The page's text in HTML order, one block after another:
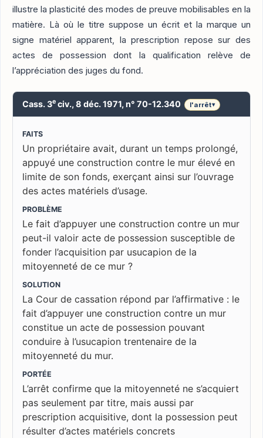
illustre la plasticité des modes de preuve mobilisables en la
matière. Là où le titre suppose un écrit et la marque un
signe matériel apparent, la prescription repose sur des
actes de possession dont la qualification relève de
l’appréciation des juges du fond.
Cass. 3e civ., 8 déc. 1971, n° 70-12.340 l'arrêt▾
FAITS
Un propriétaire avait, durant un temps prolongé,
appuyé une construction contre le mur élevé en
limite de son fonds, exerçant ainsi sur l’ouvrage
des actes matériels d’usage.
PROBLÈME
Le fait d’appuyer une construction contre un mur
peut-il valoir acte de possession susceptible de
fonder l’acquisition par usucapion de la
mitoyenneté de ce mur ?
SOLUTION
La Cour de cassation répond par l’affirmative : le
fait d’appuyer une construction contre un mur
constitue un acte de possession pouvant
conduire à l’usucapion trentenaire de la
mitoyenneté du mur.
PORTÉE
L’arrêt confirme que la mitoyenneté ne s’acquiert
pas seulement par titre, mais aussi par
prescription acquisitive, dont la possession peut
résulter d’actes matériels concrets